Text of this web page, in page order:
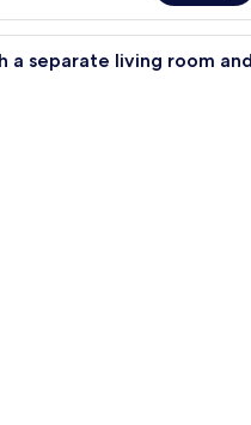
Literie hypoallergénique,
a separate living room and